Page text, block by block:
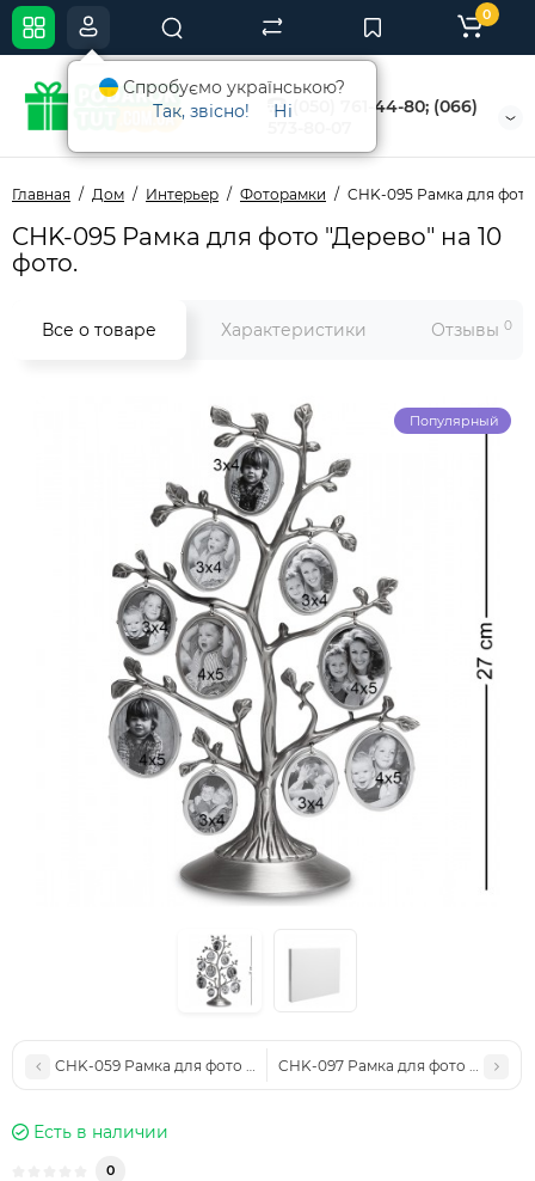
(050) 761-44-80; (066)
0
Главная Дом Интерьер Фоторамки CHK-095 Рамка для
CHK-095 Рамка для фото "Дерево" на 10
фото.
Все о товаре Характеристики Отзывы 0
Популярный
CHK-059 Рамка для фото 10*15CHK-097 Рамка для фото
Есть в наличии
0
Спробуємо українською?
Так, звісно!
Ні